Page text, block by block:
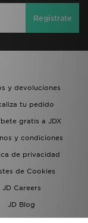
Regístrate
y devoluciones
tu pedido
gratis a JDX
y condiciones
de privacidad
de Cookies
JD Careers
JD Blog